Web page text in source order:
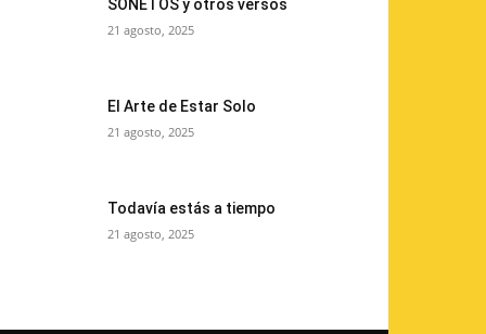
SONETOS y otros versos
21 agosto, 2025
El Arte de Estar Solo
21 agosto, 2025
Todavía estás a tiempo
21 agosto, 2025